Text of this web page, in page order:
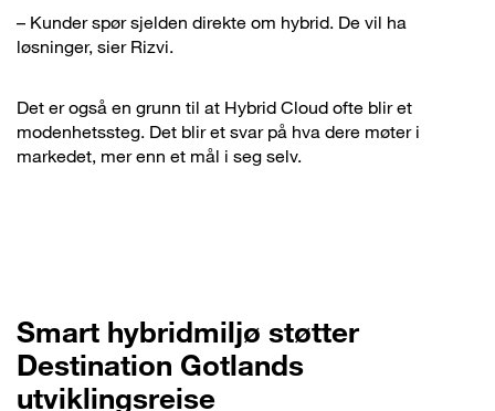
– Kunder spør sjelden direkte om hybrid. De vil ha
løsninger, sier Rizvi.
Det er også en grunn til at Hybrid Cloud ofte blir et
modenhetssteg. Det blir et svar på hva dere møter i
markedet, mer enn et mål i seg selv.
Smart hybridmiljø støtter
Destination Gotlands
utviklingsreise